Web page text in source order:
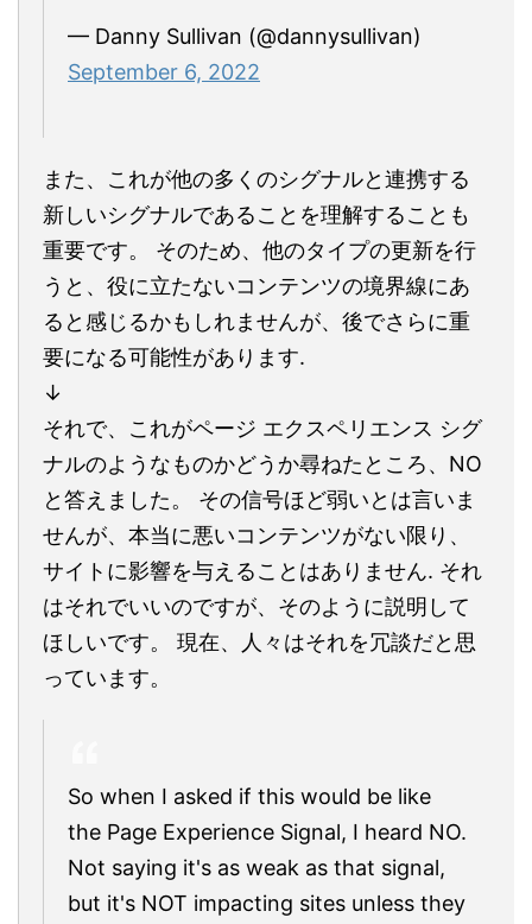
— Danny Sullivan (@dannysullivan)
September 6, 2022
また、これが他の多くのシグナルと連携する
新しいシグナルであることを理解することも
重要です。 そのため、他のタイプの更新を行
うと、役に立たないコンテンツの境界線にあ
ると感じるかもしれませんが、後でさらに重
要になる可能性があります.
↓
それで、これがページ エクスペリエンス シグ
ナルのようなものかどうか尋ねたところ、NO
と答えました。 その信号ほど弱いとは言いま
せんが、本当に悪いコンテンツがない限り、
サイトに影響を与えることはありません. それ
はそれでいいのですが、そのように説明して
ほしいです。 現在、人々はそれを冗談だと思
っています。
So when I asked if this would be like
the Page Experience Signal, I heard NO.
Not saying it's as weak as that signal,
but it's NOT impacting sites unless they